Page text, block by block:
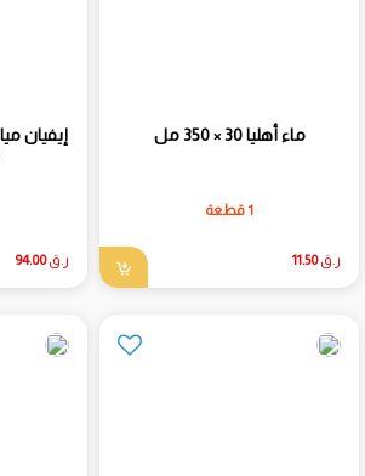
ماء أهليا 30 × 350 مل
1 قطعة
ر.ق11.50
إيفيان
ر.ق94.00